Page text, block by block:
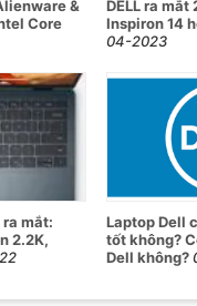
mà các tác vụ hàng
tích hợp Intel UHD
pin 3 cell 41WHrs cho
khi mang theo bên
thuật của
(N3530-
&
Core
DELL ra
Inspiron 14
04-2023
ra mắt:
2.2K,
Laptop Dell
tốt không?
Dell không?